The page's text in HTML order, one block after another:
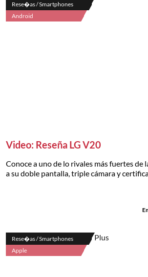
Rese�as / Smartphones
Android
Video: Reseña LG V20
Conoce a uno de lo rivales más fuertes de
a su doble pantalla, triple cámara y
Rese�as / Smartphones
Apple